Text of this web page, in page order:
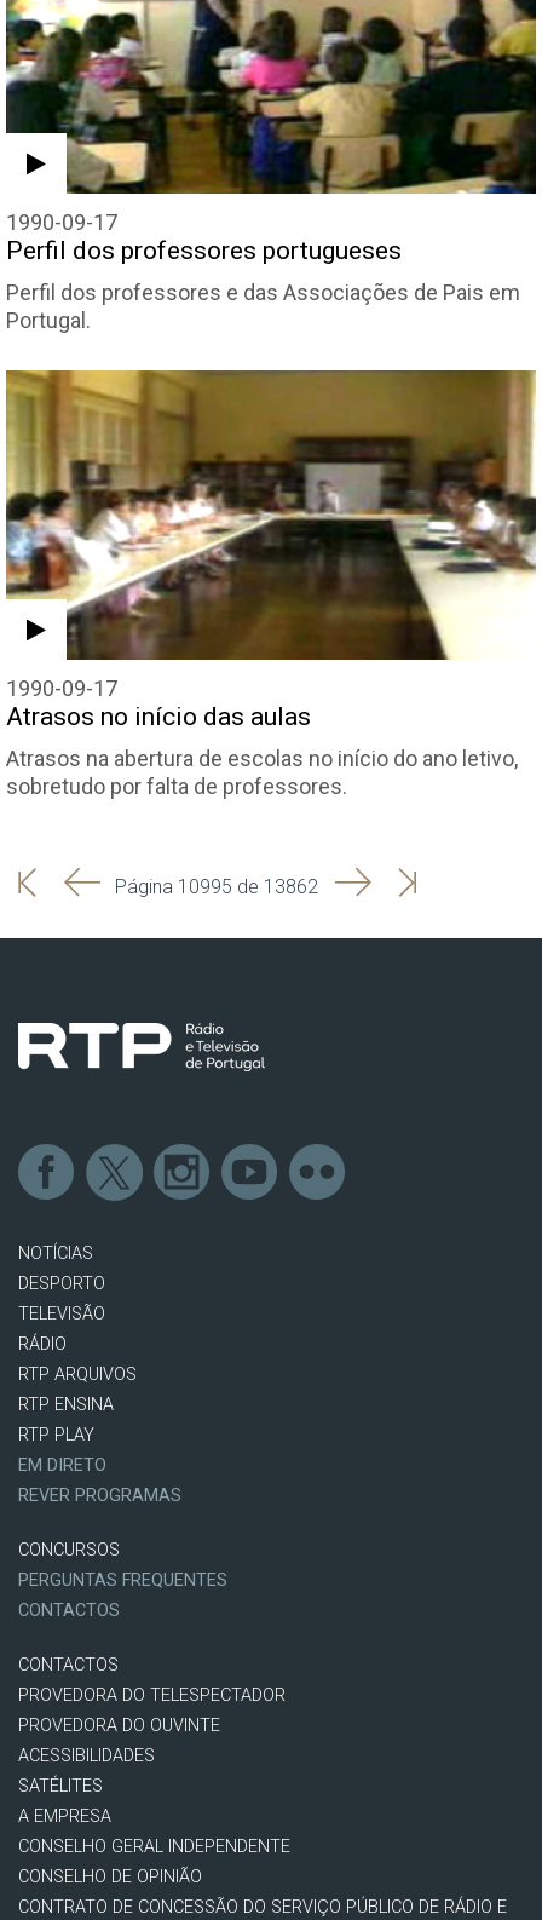
1990-09-17
Perfil dos professores portugueses
Perfil dos professores e das Associações de Pais em
Portugal.
1990-09-17
Atrasos no início das aulas
Atrasos na abertura de escolas no início do ano letivo,
sobretudo por falta de professores.
'
'
Página 10995 de 13862 SeguinteÚltima
NOTÍCIAS
DESPORTO
TELEVISÃO
RÁDIO
RTP ARQUIVOS
RTP ENSINA
RTP PLAY
EM DIRETO
REVER PROGRAMAS
CONCURSOS
PERGUNTAS FREQUENTES
CONTACTOS
CONTACTOS
PROVEDORA DO TELESPECTADOR
PROVEDORA DO OUVINTE
ACESSIBILIDADES
SATÉLITES
A EMPRESA
CONSELHO GERAL INDEPENDENTE
CONSELHO DE OPINIÃO
CONTRATO DE CONCESSÃO DO SERVIÇO PÚBLICO DE RÁDIO E